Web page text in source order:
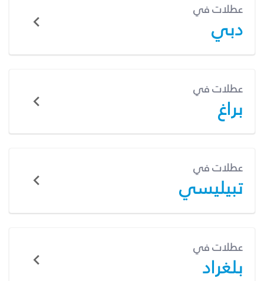
عطلات في
دبي
عطلات في
براغ
عطلات في
تبيليسي
عطلات في
بلغراد